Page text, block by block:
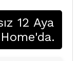
12 Aya